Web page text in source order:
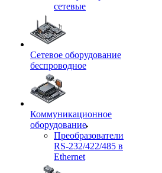
сетевые
Сетевое оборудование
беспроводное
Коммуникационное
оборудование
Преобразователи
RS-232/422/485 в
Ethernet